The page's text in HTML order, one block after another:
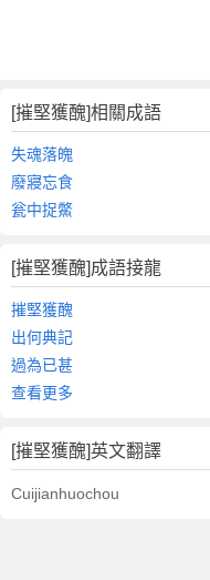
[摧堅獲醜]相關成語
失魂落魄
廢寢忘食
瓮中捉鱉
[摧堅獲醜]成語接龍
摧堅獲醜
出何典記
過為已甚
查看更多
[摧堅獲醜]英文翻譯
Cuijianhuochou